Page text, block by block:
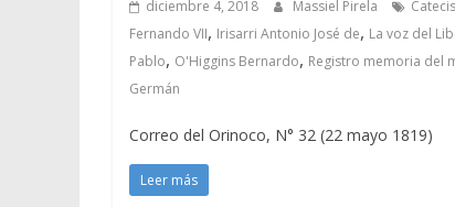
diciembre 4, 2018 Massiel Pirela
Fernando VII, Irisarri Antonio José de, La voz del
Pablo, O'Higgins Bernardo, Registro memoria del
Germán
Correo del Orinoco, N° 32 (22 mayo 1819)
Leer más